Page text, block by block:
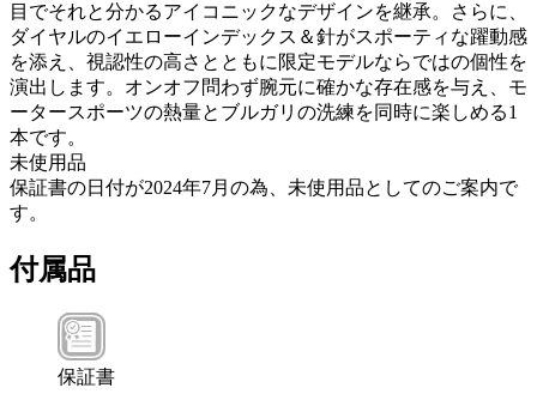
目でそれと分かるアイコニックなデザインを継承。さらに、
ダイヤルのイエローインデックス＆針がスポーティな躍動感
を添え、視認性の高さとともに限定モデルならではの個性を
演出します。オンオフ問わず腕元に確かな存在感を与え、モ
ータースポーツの熱量とブルガリの洗練を同時に楽しめる1
本です。
未使用品
保証書の日付が2024年7月の為、未使用品としてのご案内で
す。
付属品
保証書